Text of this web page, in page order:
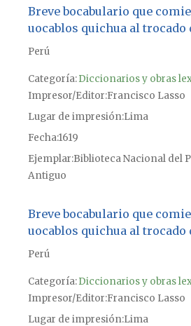
Breve bocabulario que
uocablos quichua al trocado
Perú
Categoría:Diccionarios y obras
Impresor/Editor Francisco Lasso
Lugar de impresiónLima
Fecha1619
Ejemplar Biblioteca Nacional del
Antiguo
Breve bocabulario que
uocablos quichua al trocado
Perú
Categoría:Diccionarios y obras
Impresor/Editor Francisco Lasso
Lugar de impresiónLima